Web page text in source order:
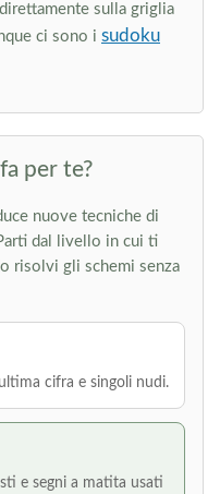
sulla griglia
ci sono i sudoku
per te?
nuove tecniche di
dal livello in cui ti
risolvi gli schemi senza
cifra e singoli nudi.
e segni a matita usati